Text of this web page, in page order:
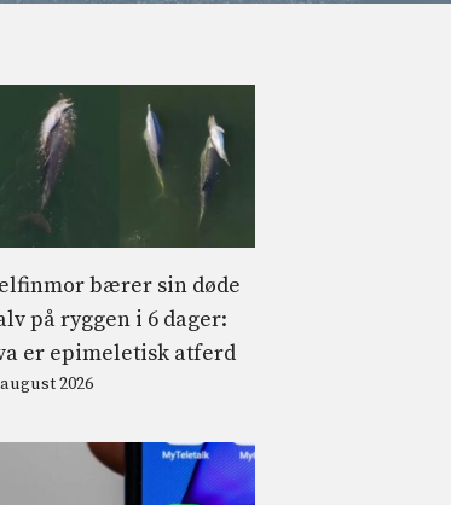
bærer sin døde
på ryggen i 6 dager:
er epimeletisk atferd
2026